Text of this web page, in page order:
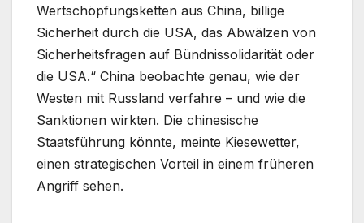
Wertschöpfungsketten aus China, billige
Sicherheit durch die USA, das Abwälzen von
Sicherheitsfragen auf Bündnissolidarität oder
die USA.“ China beobachte genau, wie der
Westen mit Russland verfahre – und wie die
Sanktionen wirkten. Die chinesische
Staatsführung könnte, meinte Kiesewetter,
einen strategischen Vorteil in einem früheren
Angriff sehen.